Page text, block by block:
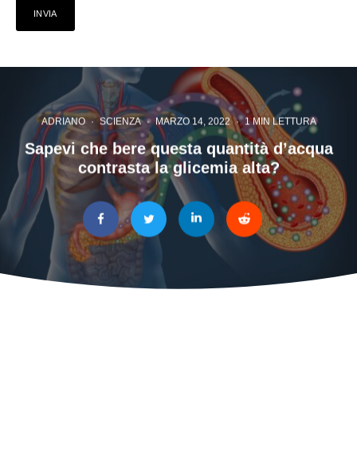
ADRIANO · SCIENZA · MARZO 14, 2022 · 1 MIN LETTURA
Sapevi che bere questa quantità d’acqua
contrasta la glicemia alta?